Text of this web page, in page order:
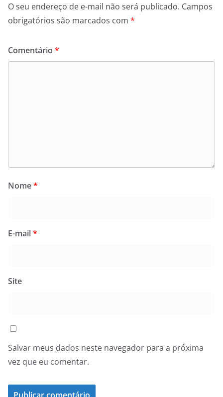
O seu endereço de e-mail não será publicado. Campos
obrigatórios são marcados com *
Comentário *
Nome*
E-mail*
Site
Salvar meus dados neste navegador para a próxima
vez que eu comentar.